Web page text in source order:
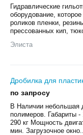
Гидравлические
оборудование,
роликов пленки,
прессованных кип,
Элиста
Дробилка для
по запросу
В Наличии небольшая
полимеров. Габариты
290 кг Мощность
мин. Загрузочное окно...